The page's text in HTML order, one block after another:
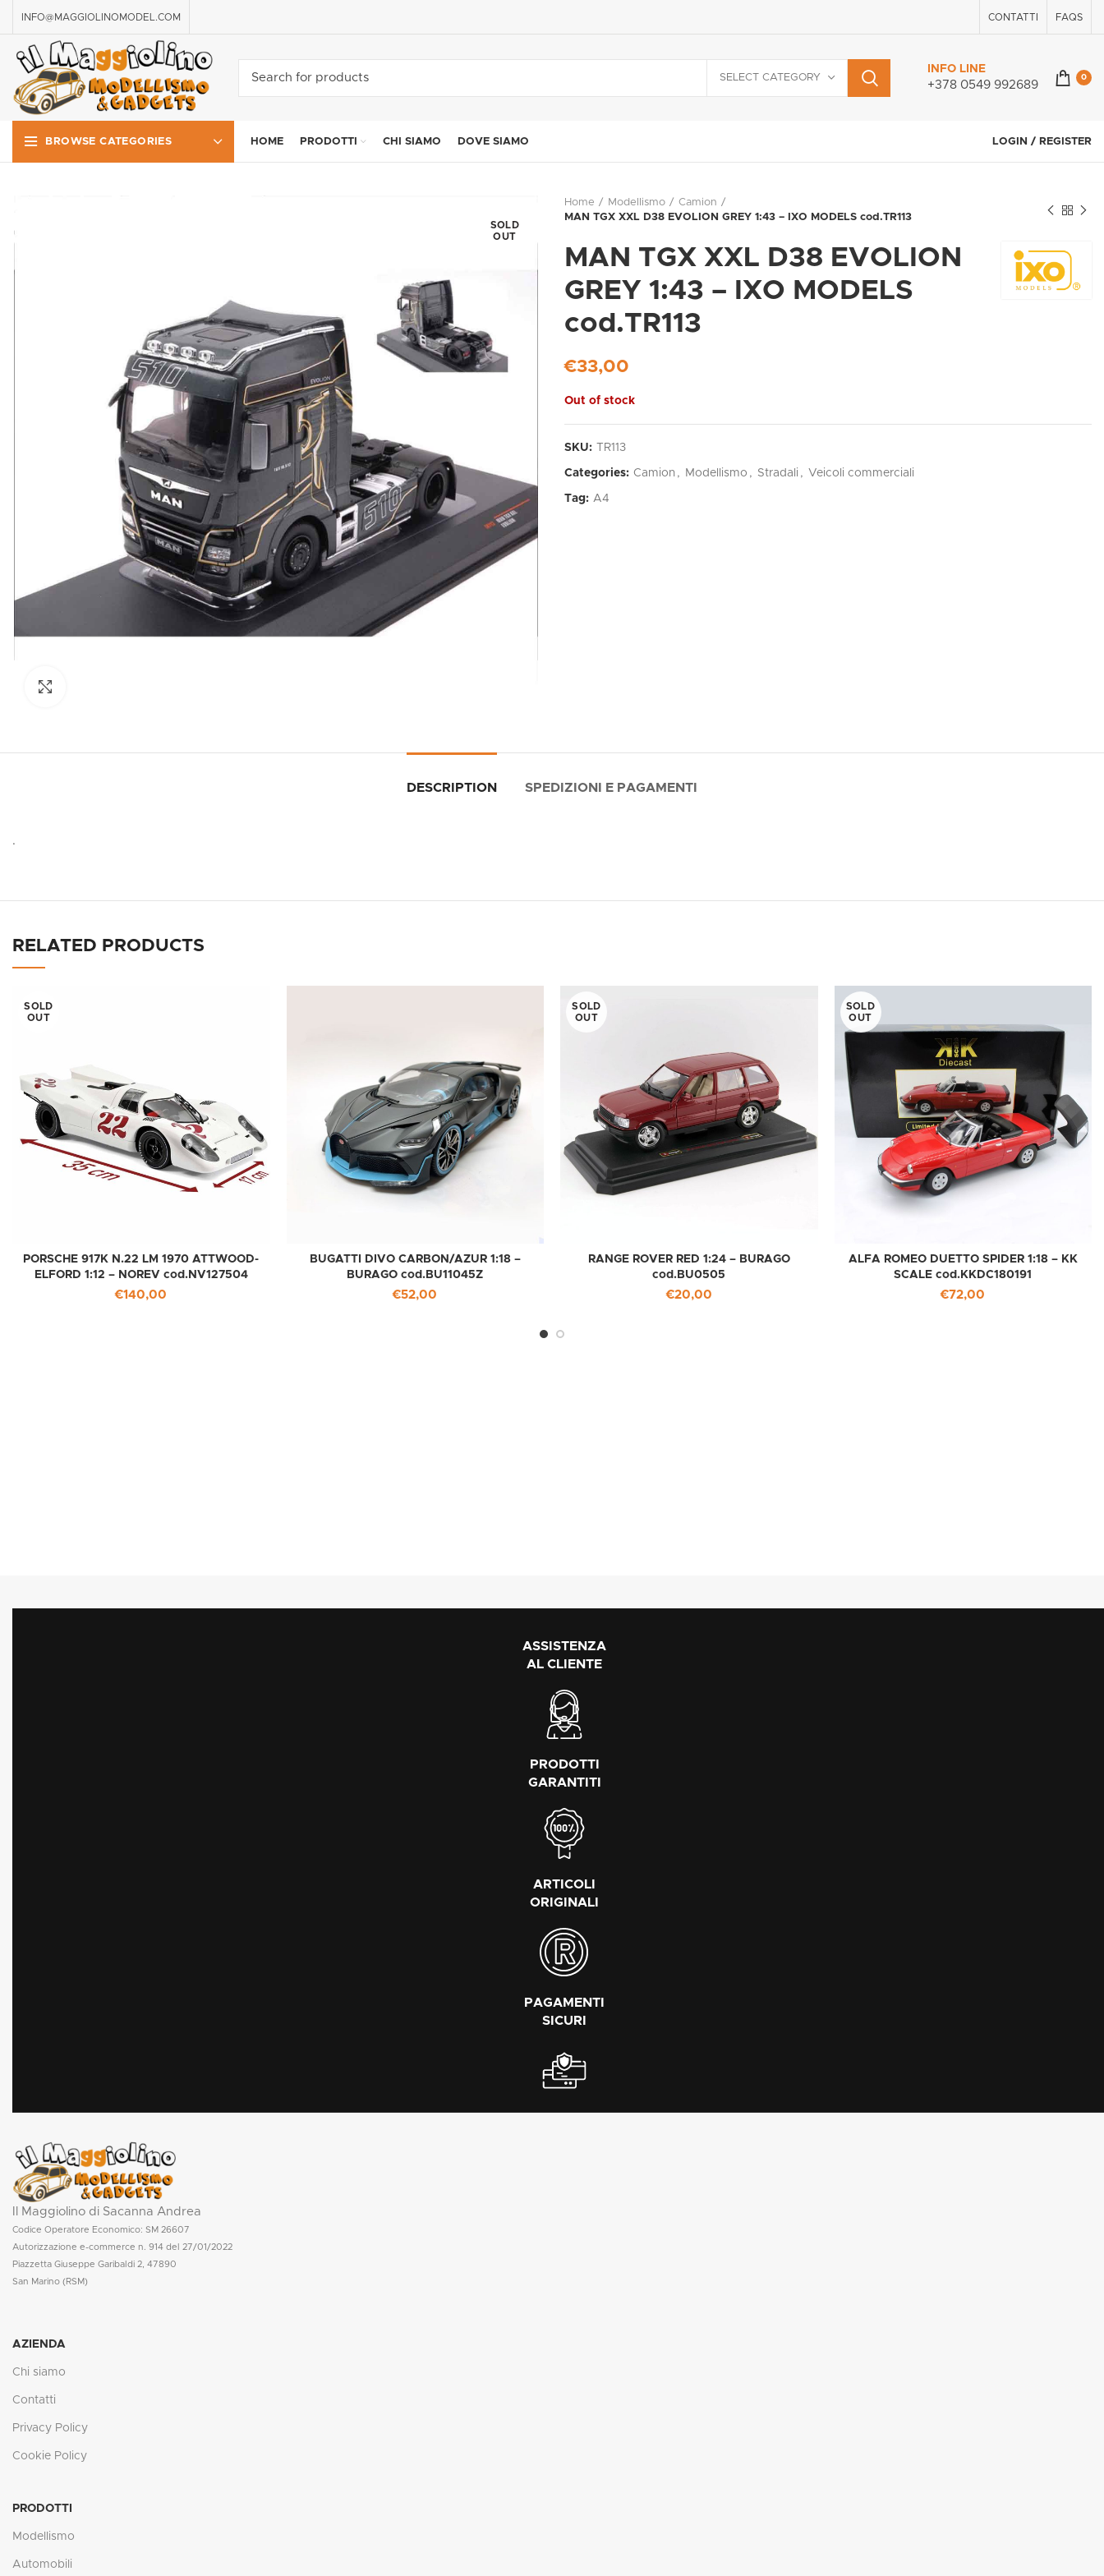
INFO@MAGGIOLINOMODEL.COM CONTATTI FAQS
SELECT CATEGORY
INFO LINE
+378 0549 992689
0
BROWSE CATEGORIES HOME PRODOTTI CHI SIAMO DOVE SIAMO LOGIN / REGISTER
SOLD
OUT
Home Modellismo
Camion
MAN TGX XXL D38 EVOLION GREY 1:43 – IXO MODELS cod.TR113
MAN TGX XXL D38 EVOLION
GREY 1:43 – IXO MODELS
cod.TR113
€33,00
Out of stock
SKU: TR113
Categories: Camion , Modellismo , Stradali , Veicoli commerciali
Tag: A4
DESCRIPTION SPEDIZIONI E PAGAMENTI
.
RELATED PRODUCTS
SOLD
OUT
PORSCHE 917K N.22 LM 1970 ATTWOOD-
ELFORD 1:12 – NOREV cod.NV127504
€140,00
BUGATTI DIVO CARBON/AZUR 1:18 –
BURAGO cod.BU11045Z
€52,00
SOLD
OUT
RANGE ROVER RED 1:24 – BURAGO
cod.BU0505
€20,00
SOLD
OUT
ALFA ROMEO DUETTO SPIDER 1:18 – KK
SCALE cod.KKDC180191
€72,00
ASSISTENZA
AL CLIENTE
PRODOTTI
GARANTITI
ARTICOLI
ORIGINALI
PAGAMENTI
SICURI
Il Maggiolino di Sacanna Andrea
Codice Operatore Economico: SM 26607
Autorizzazione e-commerce n. 914 del 27/01/2022
Piazzetta Giuseppe Garibaldi 2, 47890
San Marino (RSM)
AZIENDA
Chi siamo
Contatti
Privacy Policy
Cookie Policy
PRODOTTI
Modellismo
Automobili